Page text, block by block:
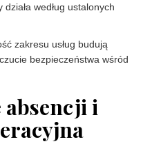
według ustalonych
zakresu usług budują
bezpieczeństwa wśród
i